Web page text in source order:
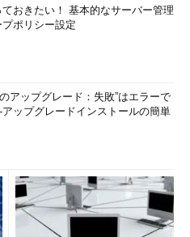
おきたい！ 基本的なサーバー管理
ポリシー設定
アップグレード：失敗”はエラーで
ップグレードインストールの簡単